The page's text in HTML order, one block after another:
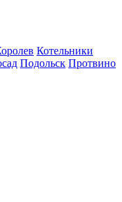
Котельники
Подольск Протвино